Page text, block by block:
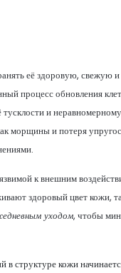
её здоровую,
процесс обновления
и
морщины и потеря
к внешним
здоровый цвет кожи,
уходом, чтобы
структуре кожи